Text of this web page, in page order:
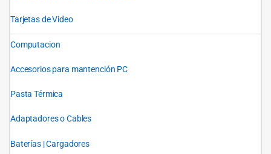
Tarjetas de Video
Computacion
Accesorios para mantención PC
Pasta Térmica
Adaptadores o Cables
Baterías | Cargadores